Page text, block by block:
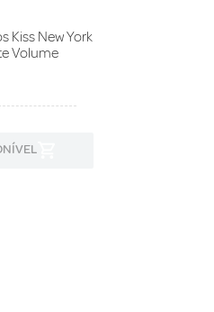
Kiss New York
Volume